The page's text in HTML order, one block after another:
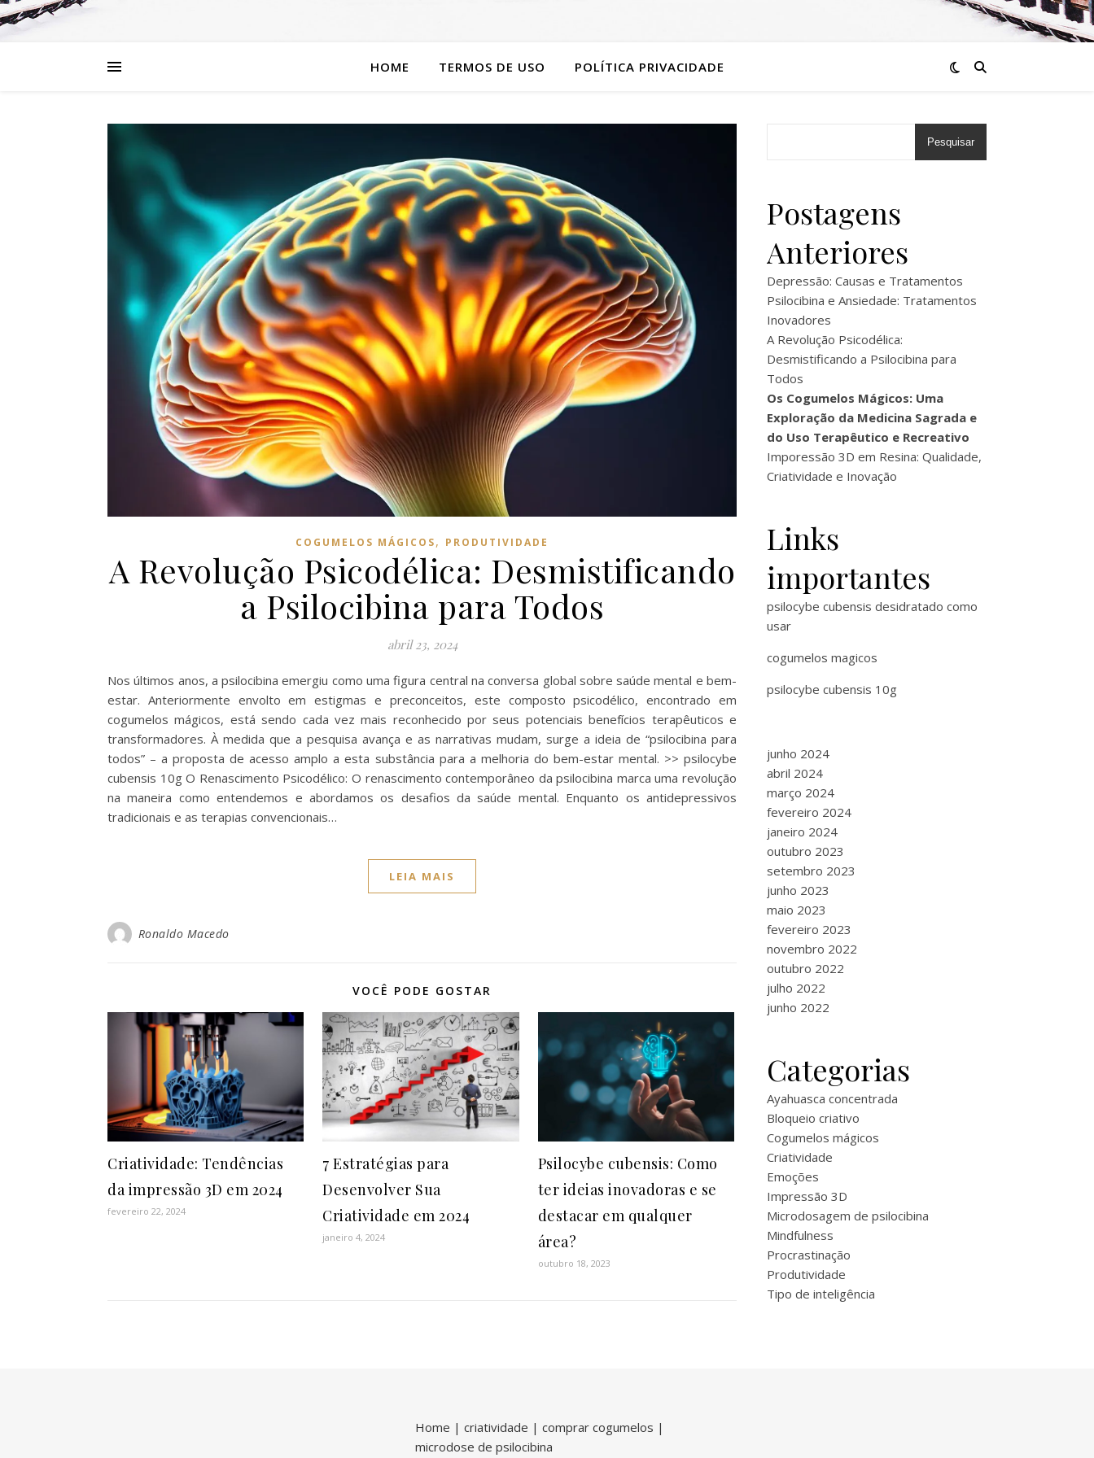
HOME TERMOS DE USO POLÍTICA PRIVACIDADE
COGUMELOS MÁGICOS, PRODUTIVIDADE
A Revolução Psicodélica: Desmistificando
a Psilocibina para Todos
abril 23, 2024
Nos últimos anos, a psilocibina emergiu como uma figura central na conversa global sobre saúde mental e bem-
estar. Anteriormente envolto em estigmas e preconceitos, este composto psicodélico, encontrado em
cogumelos mágicos, está sendo cada vez mais reconhecido por seus potenciais benefícios terapêuticos e
transformadores. À medida que a pesquisa avança e as narrativas mudam, surge a ideia de “psilocibina para
todos” – a proposta de acesso amplo a esta substância para a melhoria do bem-estar mental. >> psilocybe
cubensis 10g O Renascimento Psicodélico: O renascimento contemporâneo da psilocibina marca uma revolução
na maneira como entendemos e abordamos os desafios da saúde mental. Enquanto os antidepressivos
tradicionais e as terapias convencionais…
LEIA MAIS
Ronaldo Macedo
VOCÊ PODE GOSTAR
Criatividade: Tendências
da impressão 3D em 2024
fevereiro 22, 2024
7 Estratégias para
Desenvolver Sua
Criatividade em 2024
janeiro 4, 2024
Psilocybe cubensis: Como
ter ideias inovadoras e se
destacar em qualquer
área?
outubro 18, 2023
Pesquisar
Postagens
Anteriores
Depressão: Causas e Tratamentos
Psilocibina e Ansiedade: Tratamentos
Inovadores
A Revolução Psicodélica:
Desmistificando a Psilocibina para
Todos
Os Cogumelos Mágicos: Uma
Exploração da Medicina Sagrada e
do Uso Terapêutico e Recreativo
Imporessão 3D em Resina: Qualidade,
Criatividade e Inovação
Links
importantes
psilocybe cubensis desidratado como
usar
cogumelos magicos
psilocybe cubensis 10g
junho 2024
abril 2024
março 2024
fevereiro 2024
janeiro 2024
outubro 2023
setembro 2023
junho 2023
maio 2023
fevereiro 2023
novembro 2022
outubro 2022
julho 2022
junho 2022
Categorias
Ayahuasca concentrada
Bloqueio criativo
Cogumelos mágicos
Criatividade
Emoções
Impressão 3D
Microdosagem de psilocibina
Mindfulness
Procrastinação
Produtividade
Tipo de inteligência
Home | criatividade | comprar cogumelos |
microdose de psilocibina